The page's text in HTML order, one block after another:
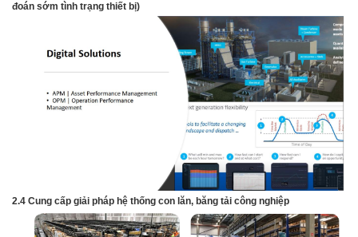
đoán sớm tình trạng thiết bị)
2.4 Cung cấp giải pháp hệ thống con lăn, băng tải công nghiệp